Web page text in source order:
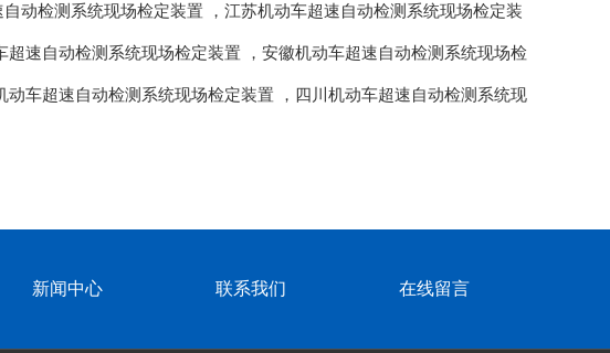
动检测系统现场检定装置 ， 江苏机动车超速自动检测系统现场检定装
超速自动检测系统现场检定装置 ， 安徽机动车超速自动检测系统现场检
动车超速自动检测系统现场检定装置 ， 四川机动车超速自动检测系统现
新闻中心 联系我们 在线留言